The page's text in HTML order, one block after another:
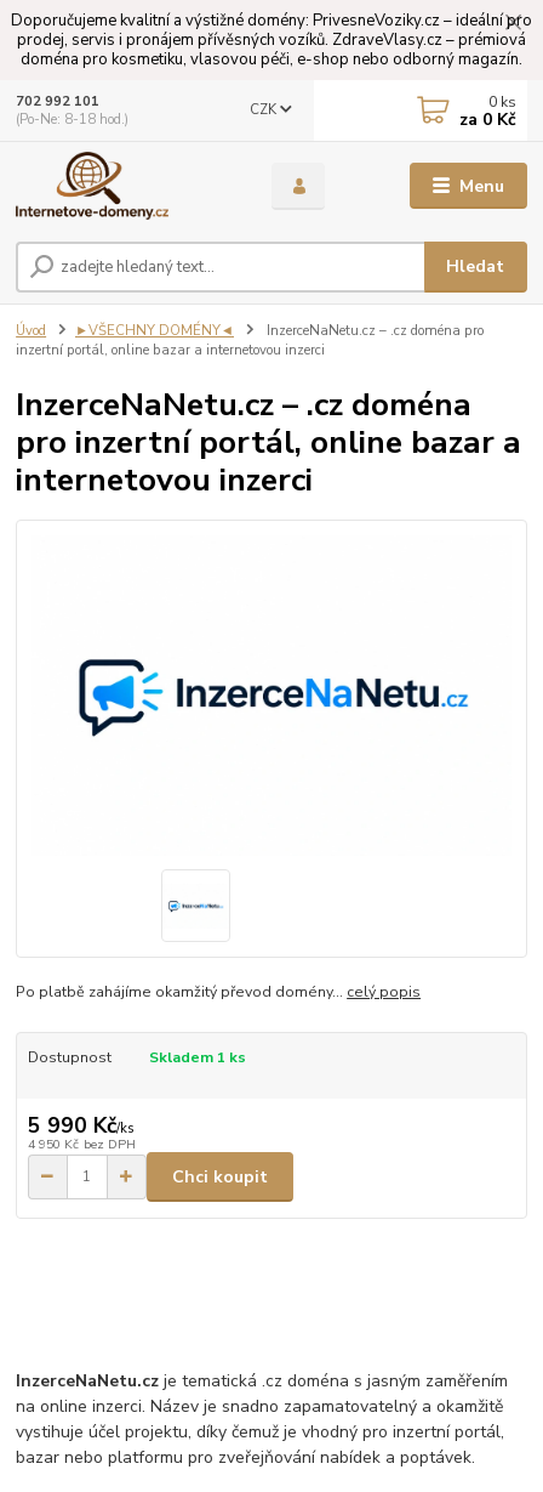
Doporučujeme kvalitní a výstižné domény: PrivesneVoziky.cz – ideální pro
prodej, servis i pronájem přívěsných vozíků. ZdraveVlasy.cz – prémiová
doména pro kosmetiku, vlasovou péči, e-shop nebo odborný magazín.
Menu
CZK
Hledat
702 992 101
(Po-Ne: 8-18 hod.)
0 ks
za 0 Kč
Úvod ►VŠECHNY DOMÉNY◄
InzerceNaNetu.cz – .cz doména pro
inzertní portál, online bazar a internetovou inzerci
InzerceNaNetu.cz – .cz doména
pro inzertní portál, online bazar a
internetovou inzerci
Po platbě zahájíme okamžitý převod domény... celý popis
Dostupnost Skladem 1 ks
5 990 Kč/ks
4 950 Kč bez DPH
Chci koupit
InzerceNaNetu.cz je tematická .cz doména s jasným zaměřením
na online inzerci. Název je snadno zapamatovatelný a okamžitě
vystihuje účel projektu, díky čemuž je vhodný pro inzertní portál,
bazar nebo platformu pro zveřejňování nabídek a poptávek.